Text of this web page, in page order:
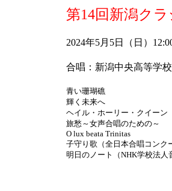
第14回新潟ク
2024年5月5日（日）
合唱：新潟中央高等学
青い珊瑚礁
輝く未来へ
ヘイル・ホーリー・クイーン
旅愁～女声合唱のための～
O lux beata Trinitas
子守り歌（全日本合唱コンク
明日のノート（NHK学校法人